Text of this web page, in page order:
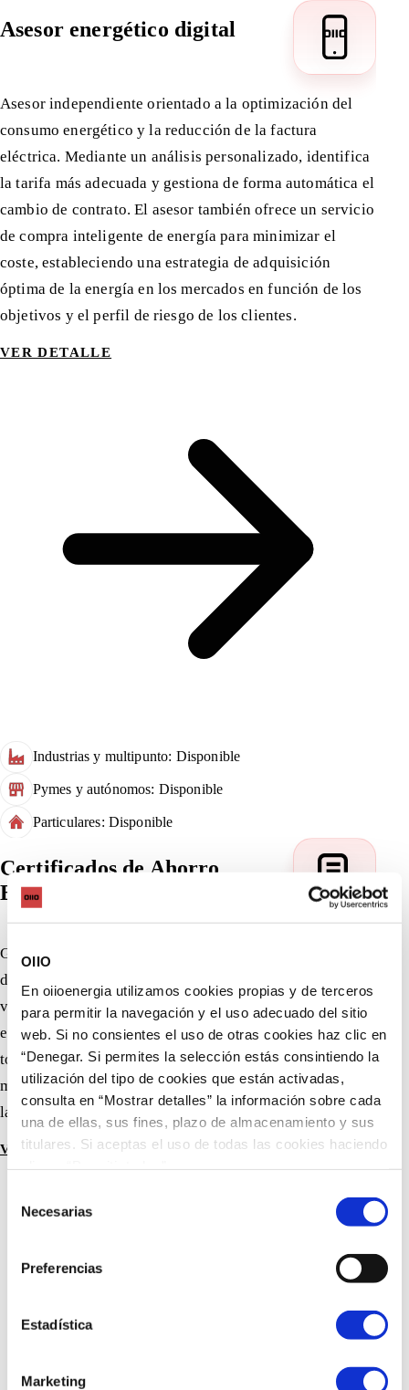
OIIO
En oiioenergia utilizamos cookies propias y de terceros
para permitir la navegación y el uso adecuado del sitio
web. Si no consientes el uso de otras cookies haz clic en
“Denegar. Si permites la selección estás consintiendo la
utilización del tipo de cookies que están activadas,
consulta en “Mostrar detalles” la información sobre cada
una de ellas, sus fines, plazo de almacenamiento y sus
titulares. Si aceptas el uso de todas las cookies haciendo
Necesarias
Preferencias
Estadística
Marketing
Asesor energético digital
Asesor independiente orientado a la optimización del
consumo energético y la reducción de la factura
eléctrica. Mediante un análisis personalizado, identifica
la tarifa más adecuada y gestiona de forma automática el
cambio de contrato. El asesor también ofrece un servicio
de compra inteligente de energía para minimizar el
coste, estableciendo una estrategia de adquisición
óptima de la energía en los mercados en función de los
objetivos y el perfil de riesgo de los clientes.
VER DETALLE
Industrias y multipunto: Disponible
Pymes y autónomos: Disponible
Particulares: Disponible
Certificados de Ahorro
Energético
Gestión integral del proceso de emisión de Certificados
de Ahorro Energético (CAE), que permite convertir en
valor económico el ahorro generado por las medidas de
eficiencia energética implantadas. El servicio abarca
todas las fases del proceso: desde la identificación de
medidas susceptibles de generar ahorro energético hasta
la elaboración de la justificación técnica requerida.
VER DETALLE